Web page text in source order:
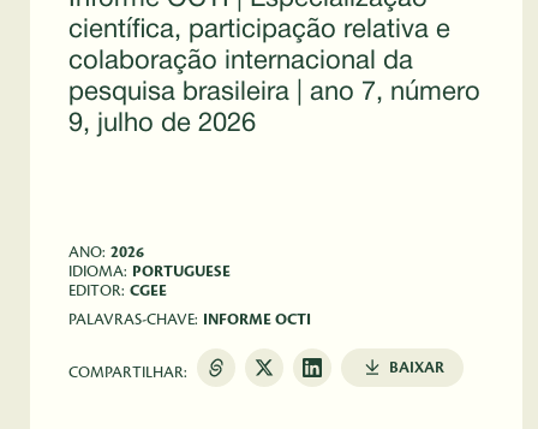
científica, participação relativa e
colaboração internacional da
pesquisa brasileira | ano 7, número
9, julho de 2026
ANO: 2026
IDIOMA: PORTUGUESE
EDITOR: CGEE
PALAVRAS-CHAVE:
INFORME OCTI
COMPARTILHAR: BAIXAR